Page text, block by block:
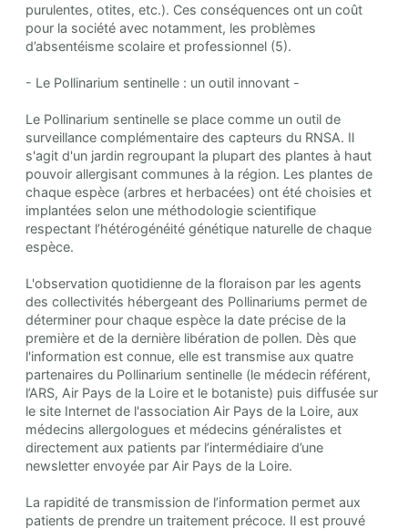
purulentes, otites, etc.). Ces conséquences ont un coût
pour la société avec notamment, les problèmes
d’absentéisme scolaire et professionnel (5).
- Le Pollinarium sentinelle : un outil innovant -
Le Pollinarium sentinelle se place comme un outil de
surveillance complémentaire des capteurs du RNSA. Il
s'agit d'un jardin regroupant la plupart des plantes à haut
pouvoir allergisant communes à la région. Les plantes de
chaque espèce (arbres et herbacées) ont été choisies et
implantées selon une méthodologie scientifique
respectant l’hétérogénéité génétique naturelle de chaque
espèce.
L'observation quotidienne de la floraison par les agents
des collectivités hébergeant des Pollinariums permet de
déterminer pour chaque espèce la date précise de la
première et de la dernière libération de pollen. Dès que
l'information est connue, elle est transmise aux quatre
partenaires du Pollinarium sentinelle (le médecin référent,
l’ARS, Air Pays de la Loire et le botaniste) puis diffusée sur
le site Internet de l'association Air Pays de la Loire, aux
médecins allergologues et médecins généralistes et
directement aux patients par l’intermédiaire d’une
newsletter envoyée par Air Pays de la Loire.
La rapidité de transmission de l’information permet aux
patients de prendre un traitement précoce. Il est prouvé